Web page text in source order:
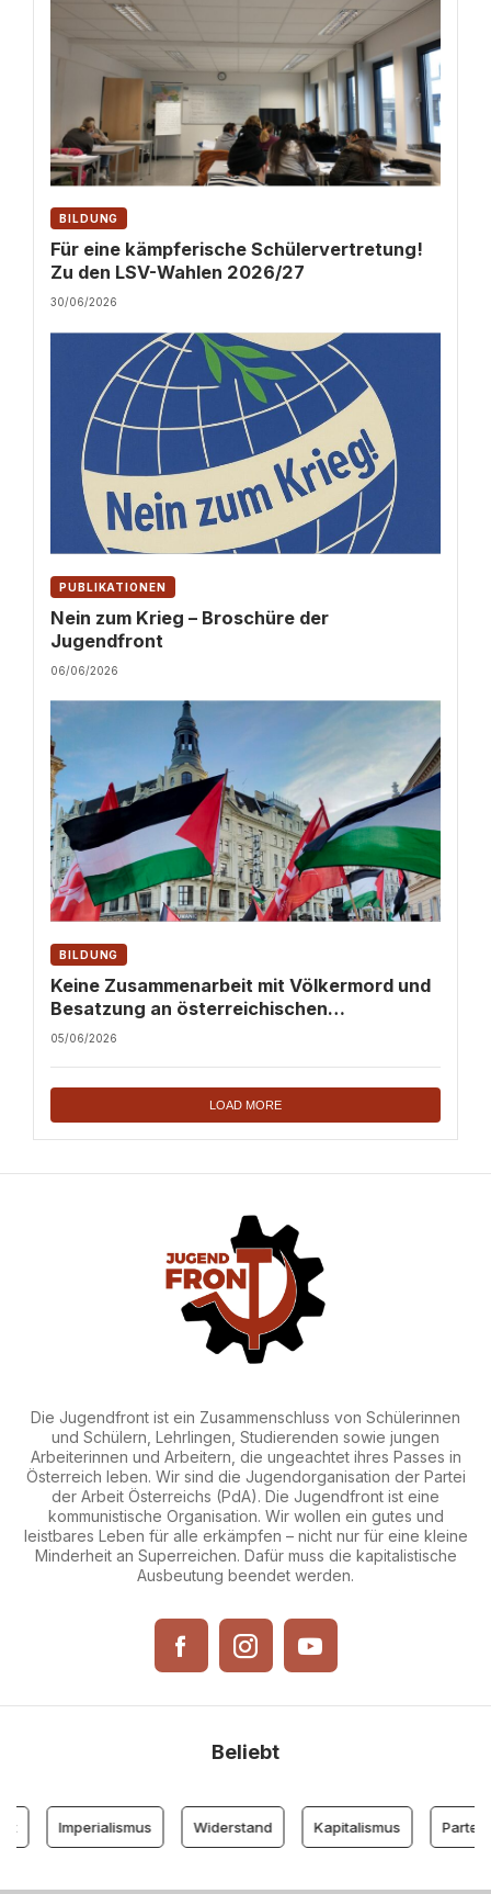
BILDUNG
Für eine kämpferische Schülervertretung!
Zu den LSV-Wahlen 2026/27
30/06/2026
PUBLIKATIONEN
Nein zum Krieg – Broschüre der
Jugendfront
06/06/2026
BILDUNG
Keine Zusammenarbeit mit Völkermord und
Besatzung an österreichischen
Hochschulen!
05/06/2026
LOAD MORE
Die Jugendfront ist ein Zusammenschluss von Schülerinnen
und Schülern, Lehrlingen, Studierenden sowie jungen
Arbeiterinnen und Arbeitern, die ungeachtet ihres Passes in
Österreich leben. Wir sind die Jugendorganisation der Partei
der Arbeit Österreichs (PdA). Die Jugendfront ist eine
kommunistische Organisation. Wir wollen ein gutes und
leistbares Leben für alle erkämpfen – nicht nur für eine kleine
Minderheit an Superreichen. Dafür muss die kapitalistische
Ausbeutung beendet werden.
Beliebt
Imperialismus Widerstand Kapitalismus Partei